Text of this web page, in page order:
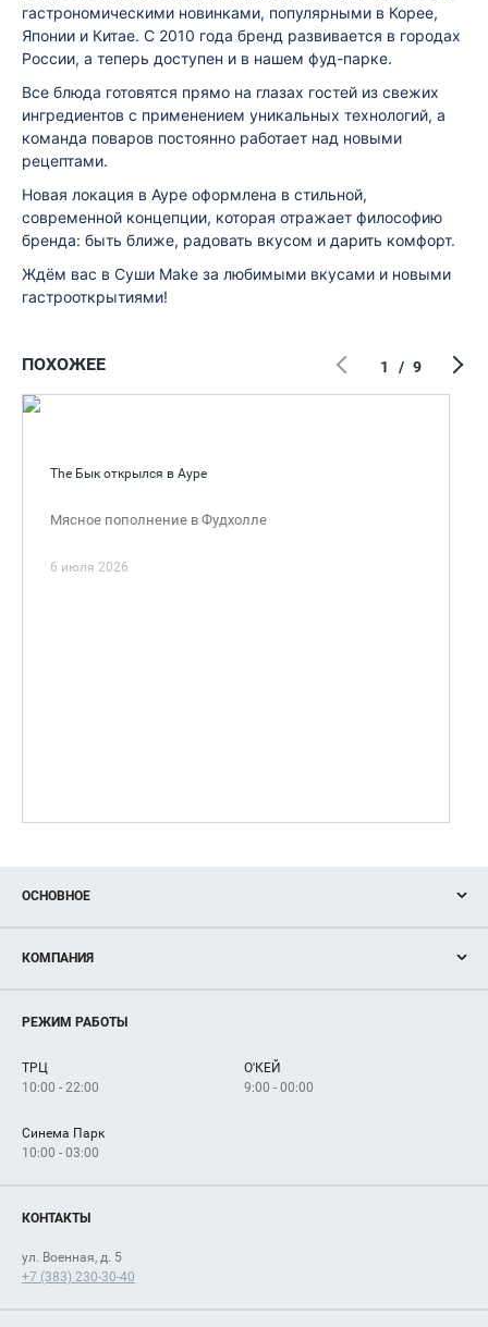
гастрономическими новинками, популярными в Корее,
Японии и Китае. С 2010 года бренд развивается в городах
России, а теперь доступен и в нашем фуд-парке.
Все блюда готовятся прямо на глазах гостей из свежих
ингредиентов с применением уникальных технологий, а
команда поваров постоянно работает над новыми
рецептами.
Новая локация в Ауре оформлена в стильной,
современной концепции, которая отражает философию
бренда: быть ближе, радовать вкусом и дарить комфорт.
Ждём вас в Суши Make за любимыми вкусами и новыми
гастрооткрытиями!
ПОХОЖЕЕ
The Бык открылся в Ауре
Мясное пополнение в Фудхолле
6 июля 2026
1 / 9
ОСНОВНОЕ
Новости
Магазины
Услуги
КОМПАНИЯ
Рекламодателям
Как добраться
РЕЖИМ РАБОТЫ
ТРЦ
10:00 - 22:00
О'КЕЙ
9:00 - 00:00
Синема Парк
10:00 - 03:00
КОНТАКТЫ
ул. Военная, д. 5
+7 (383) 230-30-40